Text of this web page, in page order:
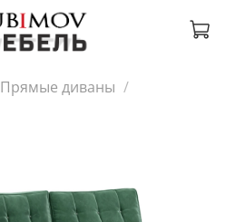
Прямые диваны